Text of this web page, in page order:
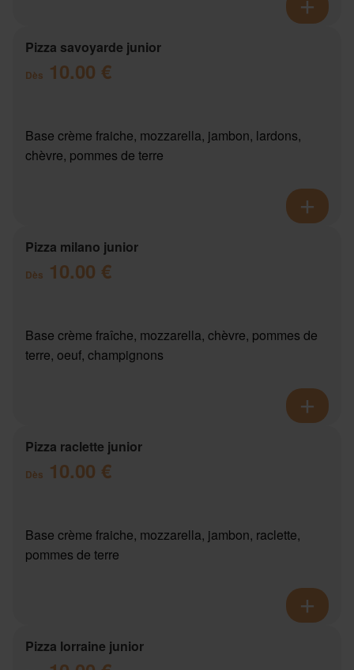
Pizza savoyarde junior
Dès 10.00 €
Base crème fraiche, mozzarella, jambon, lardons,
chèvre, pommes de terre
Pizza milano junior
Dès 10.00 €
Base crème fraîche, mozzarella, chèvre, pommes de
terre, oeuf, champignons
Pizza raclette junior
Dès 10.00 €
Base crème fraiche, mozzarella, jambon, raclette,
pommes de terre
Pizza lorraine junior